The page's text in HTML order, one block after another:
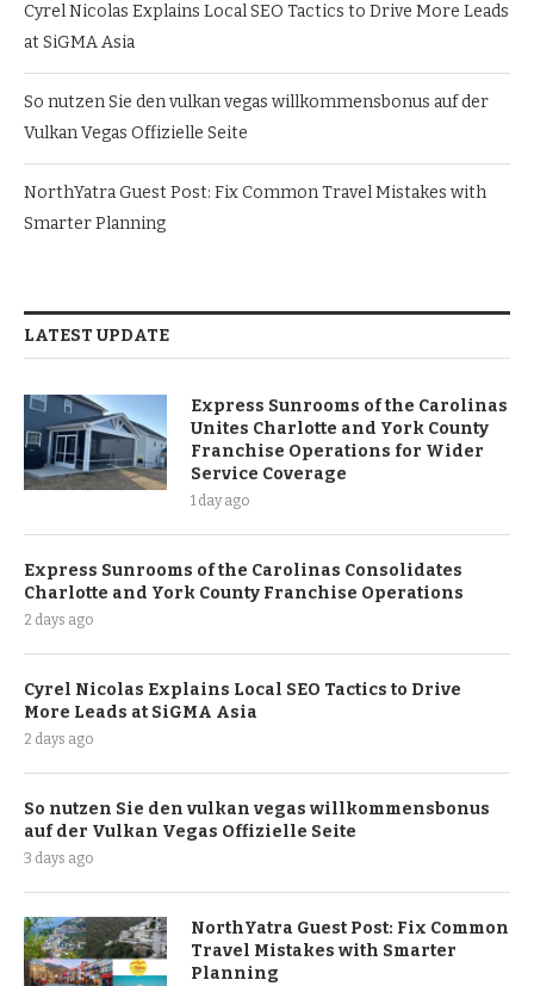
Cyrel Nicolas Explains Local SEO Tactics to Drive More Leads
at SiGMA Asia
So nutzen Sie den vulkan vegas willkommensbonus auf der
Vulkan Vegas Offizielle Seite
NorthYatra Guest Post: Fix Common Travel Mistakes with
Smarter Planning
LATEST UPDATE
Express Sunrooms of the Carolinas
Unites Charlotte and York County
Franchise Operations for Wider
Service Coverage
1 day ago
Express Sunrooms of the Carolinas Consolidates
Charlotte and York County Franchise Operations
2 days ago
Cyrel Nicolas Explains Local SEO Tactics to Drive
More Leads at SiGMA Asia
2 days ago
So nutzen Sie den vulkan vegas willkommensbonus
auf der Vulkan Vegas Offizielle Seite
3 days ago
NorthYatra Guest Post: Fix Common
Travel Mistakes with Smarter
Planning